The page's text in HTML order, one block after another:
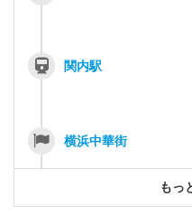
関内駅
横浜中華街
もっ